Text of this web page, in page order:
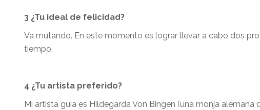
3 ¿Tu ideal de felicidad?
Va mutando. En este momento es lograr llevar a cabo dos
tiempo.
4 ¿Tu artista preferido?
Mi artista guía es Hildegarda Von Bingen (una monja